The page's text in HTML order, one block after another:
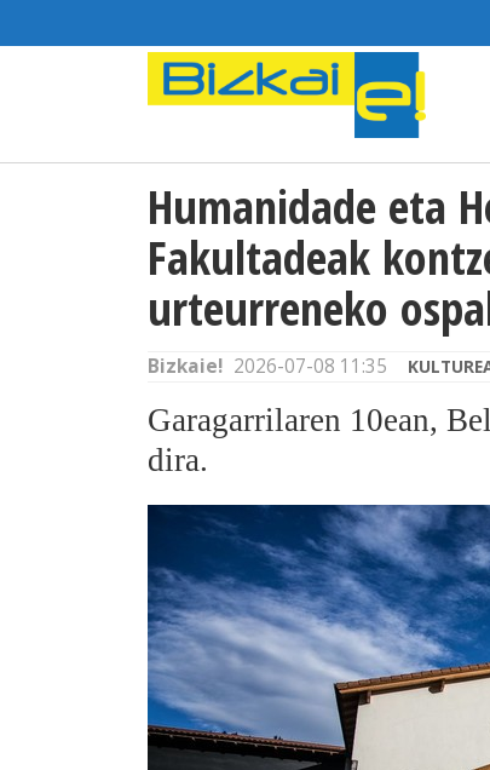
Humanidade eta
Fakultadeak
urteurreneko
Bizkaie! 2026-07-08 11:35
Garagarrilaren 10ean,
dira.